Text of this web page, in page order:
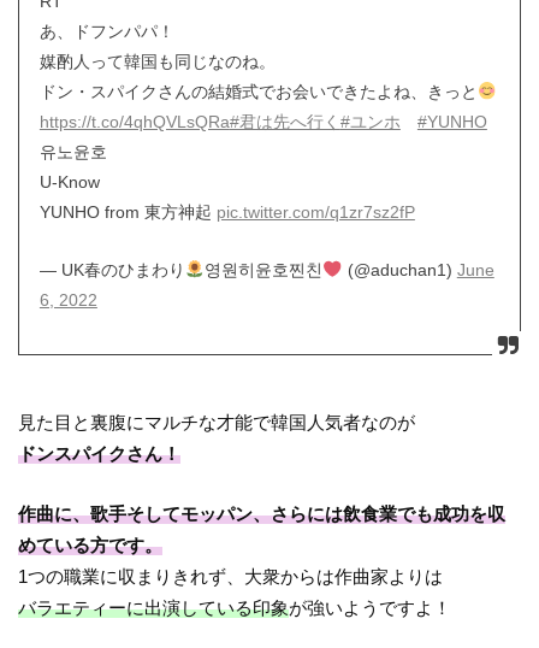
あ、ドフンパパ！
媒酌人って韓国も同じなのね。
ドン・スパイクさんの結婚式でお会いできたよね、きっと
https://t.co/4qhQVLsQRa#君は先へ行く #ユンホ
#YUNHO
유노윤호
U-Know
YUNHO from 東方神起 pic.twitter.com/q1zr7sz2fP
— UK春のひまわり 영원히윤호찐친 (@aduchan1) June
6, 2022
見た目と裏腹にマルチな才能で韓国人気者なのが
ドンスパイクさん！
作曲に、歌手そしてモッパン、さらには飲食業でも成功を収
めている方です。
1つの職業に収まりきれず、大衆からは作曲家よりは
バラエティーに出演している印象が強いようですよ！